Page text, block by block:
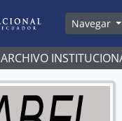
Navegar
ARCHIVO